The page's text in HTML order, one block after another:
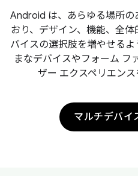
Android は、あらゆる場所の
おり、デザイン、機能、全
バイスの選択肢を増やせる
まなデバイスやフォーム フ
ザー エクスペリエンス
マルチデバイ